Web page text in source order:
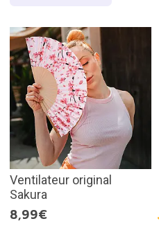
Ventilateur original
Sakura
8,99€